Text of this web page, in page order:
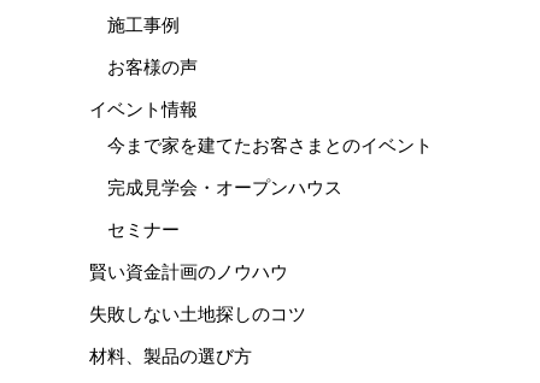
施工事例
お客様の声
イベント情報
今まで家を建てたお客さまとのイベント
完成見学会・オープンハウス
セミナー
賢い資金計画のノウハウ
失敗しない土地探しのコツ
材料、製品の選び方